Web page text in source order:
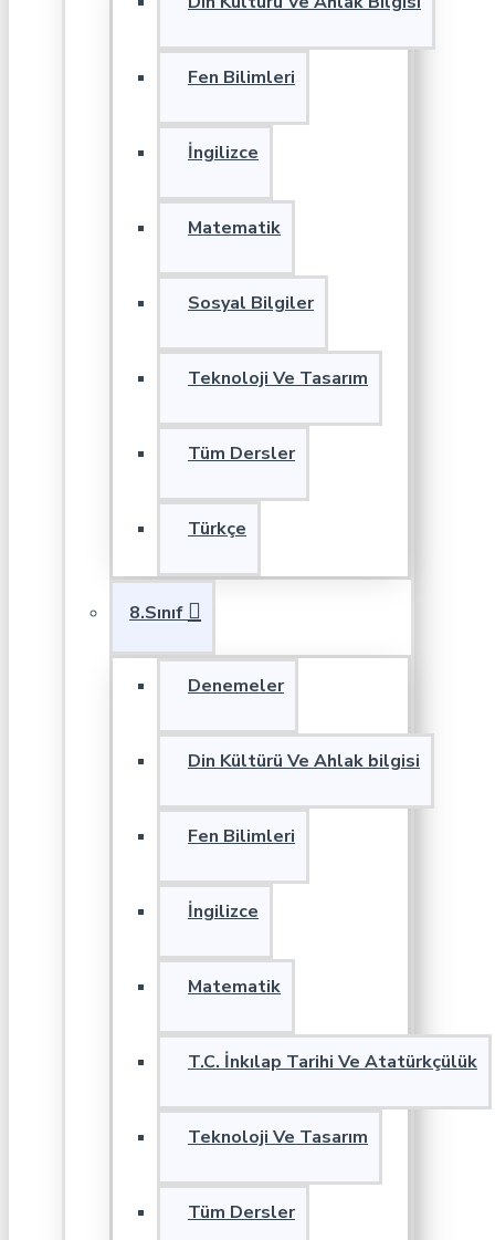
Fen Bilimleri
İngilizce
Matematik
Sosyal Bilgiler
Teknoloji Ve Tasarım
Tüm Dersler
Türkçe
8.Sınıf
Denemeler
Din Kültürü Ve Ahlak bilgisi
Fen Bilimleri
İngilizce
Matematik
T.C. İnkılap Tarihi Ve Atatürkçülük
Teknoloji Ve Tasarım
Tüm Dersler